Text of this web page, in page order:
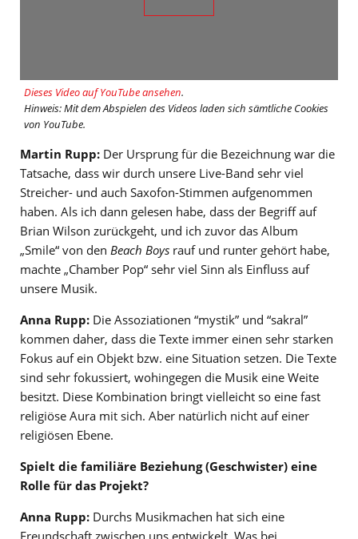
Dieses Video auf YouTube ansehen.
Hinweis: Mit dem Abspielen des Videos laden sich sämtliche Cookies
von YouTube.
Martin Rupp: Der Ursprung für die Bezeichnung war die
Tatsache, dass wir durch unsere Live-Band sehr viel
Streicher- und auch Saxofon-Stimmen aufgenommen
haben. Als ich dann gelesen habe, dass der Begriff auf
Brian Wilson zurückgeht, und ich zuvor das Album
„Smile“ von den Beach Boys rauf und runter gehört habe,
machte „Chamber Pop“ sehr viel Sinn als Einfluss auf
unsere Musik.
Anna Rupp: Die Assoziationen “mystik” und “sakral”
kommen daher, dass die Texte immer einen sehr starken
Fokus auf ein Objekt bzw. eine Situation setzen. Die Texte
sind sehr fokussiert, wohingegen die Musik eine Weite
besitzt. Diese Kombination bringt vielleicht so eine fast
religiöse Aura mit sich. Aber natürlich nicht auf einer
religiösen Ebene.
Spielt die familiäre Beziehung (Geschwister) eine
Rolle für das Projekt?
Anna Rupp: Durchs Musikmachen hat sich eine
Freundschaft zwischen uns entwickelt. Was bei